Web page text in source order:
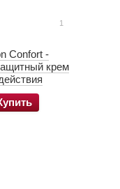
1
Confort -
крем